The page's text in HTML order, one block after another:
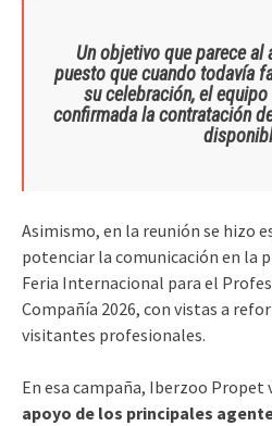
Un objetivo que parece al
puesto que cuando todavía
su celebración, el
confirmada la contratación
Asimismo, en la reunión se hizo
potenciar la comunicación en la
Feria Internacional para el
Compañía 2026, con vistas a
visitantes profesionales.
En esa campaña, Iberzoo Propet
apoyo de los principales